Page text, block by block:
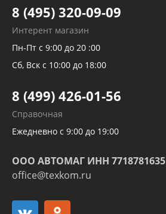
Тормозных трубок
Рукавов гидроусилителей
Рукавов компрессоров и турбин
Трубок кондиционеров
Развертка пайка медных стальных
алюминиевых трубок и штуцеров
8 (495) 320-09-09
Интерент магазин
Пн-Пт с 9:00 до 20 :00
Сб, Вск с 10:00 до 18:00
8 (499) 426-01-56
Справочная
Ежедневно с 9:00 до 19:00
ООО АВТОМАГ ИНН 7718781635
office@texkom.ru